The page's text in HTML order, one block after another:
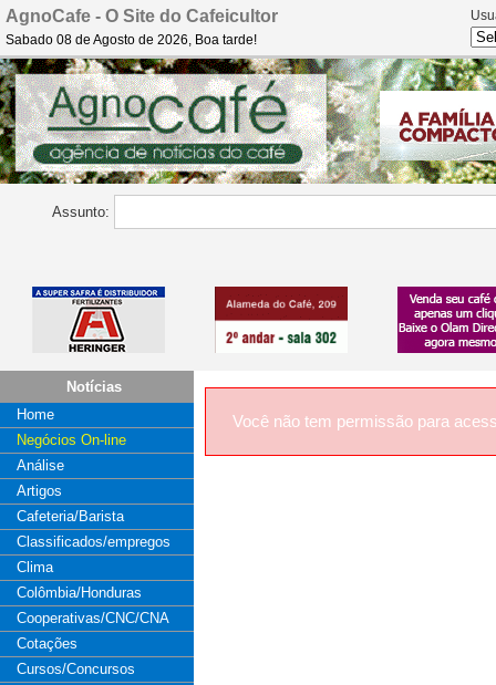
AgnoCafe - O Site do Cafeicultor
Sabado 08 de Agosto de 2026, Boa tarde!
Assunto:
Notícias
Home
Negócios On-line
Análise
Artigos
Cafeteria/Barista
Classificados/empregos
Clima
Colômbia/Honduras
Cooperativas/CNC/CNA
Cotações
Cursos/Concursos
Você não tem permissão para